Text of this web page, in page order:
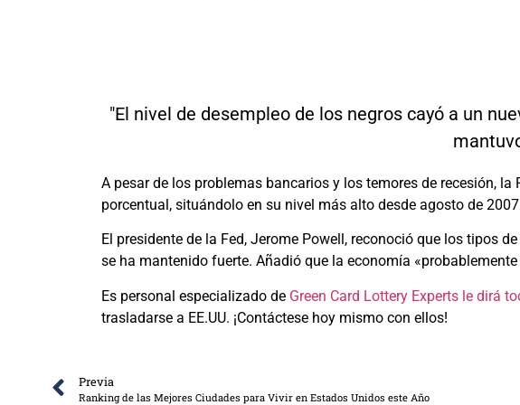
"El nivel de desempleo de los negros cayó a un
A pesar de los problemas bancarios y los temores de recesión,
porcentual, situándolo en su nivel más alto desde agosto de
El presidente de la Fed, Jerome Powell, reconoció que los tipos
se ha mantenido fuerte. Añadió que la economía
Es personal especializado de Green Card Lottery Experts le dirá
trasladarse a EE.UU. ¡Contáctese hoy mismo con ellos!
Previa
Ranking de las Mejores Ciudades para Vivir en Estados Unidos este Año